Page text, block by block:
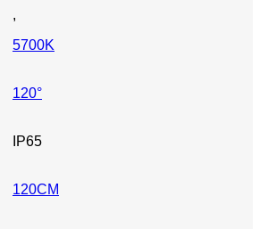
,
5700K
120°
IP65
120CM